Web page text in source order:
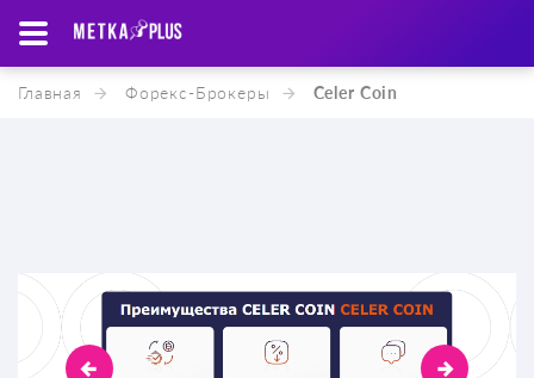
Главная Форекс-Брокеры Celer Coin